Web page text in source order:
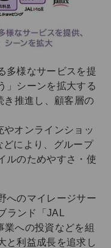
多様なサービスを提
」シーンを拡大する
き推進し、顧客層の
オンラインショッ
どにより、グループ
ルのためやすさ・使
へのマイレージサー
ランド「JAL
への投資などを組
と利益成長を追求し